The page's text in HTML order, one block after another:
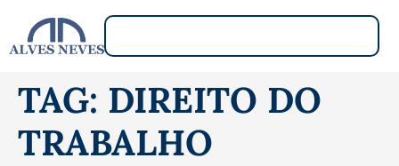
TAG: DIREITO DO
TRABALHO